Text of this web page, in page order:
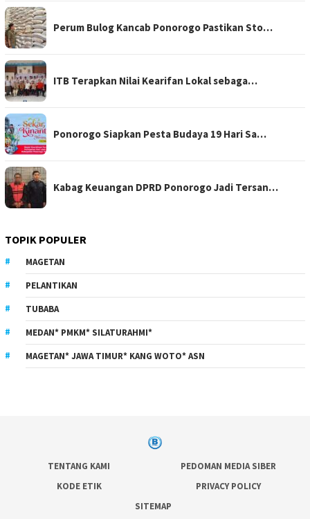
Perum Bulog Kancab Ponorogo Pastikan Sto…
ITB Terapkan Nilai Kearifan Lokal sebaga…
Ponorogo Siapkan Pesta Budaya 19 Hari Sa…
Kabag Keuangan DPRD Ponorogo Jadi Tersan…
TOPIK POPULER
MAGETAN
PELANTIKAN
TUBABA
MEDAN* PMKM* SILATURAHMI*
MAGETAN* JAWA TIMUR* KANG WOTO* ASN
TENTANG KAMI
PEDOMAN MEDIA SIBER
KODE ETIK
PRIVACY POLICY
SITEMAP